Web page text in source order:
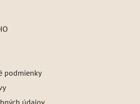
podmienky
údajov